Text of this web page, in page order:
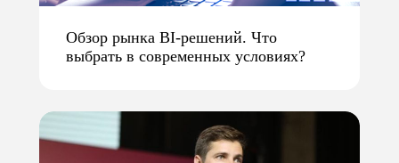
Обзор рынка BI-решений. Что
выбрать в современных условиях?